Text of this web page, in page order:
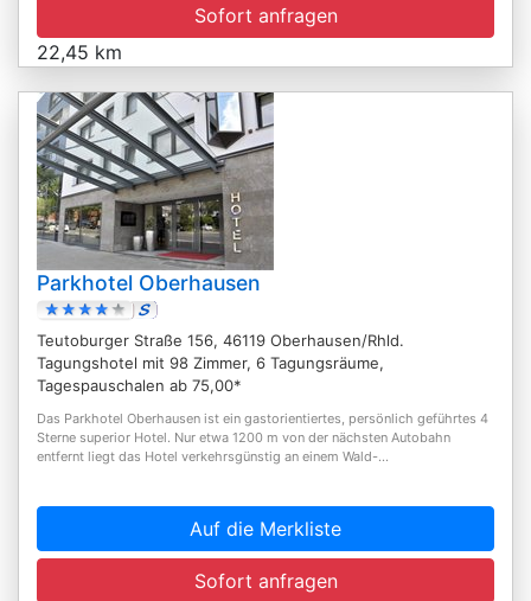
Sofort anfragen
22,45 km
Parkhotel Oberhausen
Teutoburger Straße 156, 46119 Oberhausen/Rhld.
Tagungshotel mit 98 Zimmer, 6 Tagungsräume,
Tagespauschalen ab 75,00*
Das Parkhotel Oberhausen ist ein gastorientiertes, persönlich geführtes 4
Sterne superior Hotel. Nur etwa 1200 m von der nächsten Autobahn
entfernt liegt das Hotel verkehrsgünstig an einem Wald-...
Auf die Merkliste
Sofort anfragen